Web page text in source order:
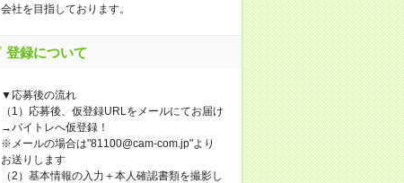
会社を目指しております。
登録について
▼応募後の流れ
（1）応募後、仮登録URLをメールにてお届け
→バイトレへ仮登録！
※メールの場合は"81100@cam-com.jp"より
お送りします
（2）基本情報の入力＋本人確認書類を撮影し